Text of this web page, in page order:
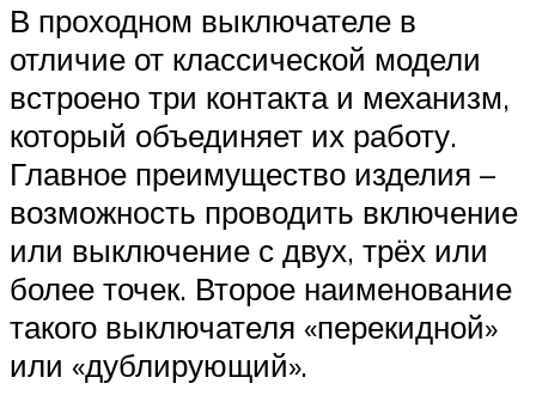
В проходном выключателе в
отличие от классической модели
встроено три контакта и механизм,
который объединяет их работу.
Главное преимущество изделия –
возможность проводить включение
или выключение с двух, трёх или
более точек. Второе наименование
такого выключателя «перекидной»
или «дублирующий».